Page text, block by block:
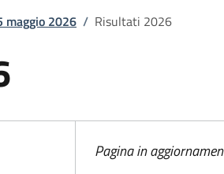
2026 / Risultati 2026
Pagina in